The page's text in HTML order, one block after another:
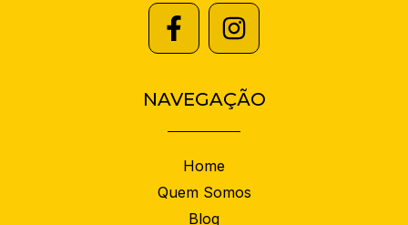
NAVEGAÇÃO
Home
Quem Somos
Blog